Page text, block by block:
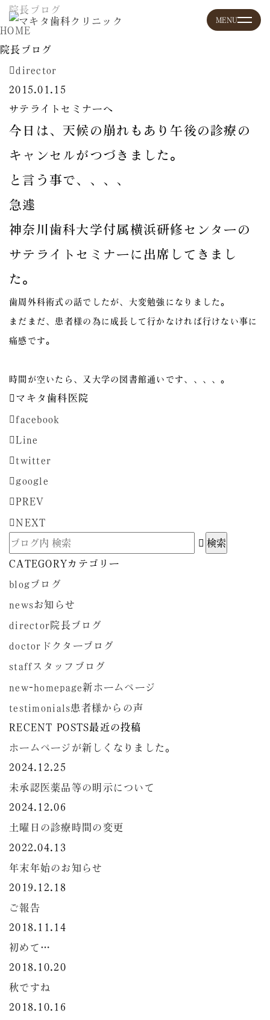
院長ブログ
HOME
院長ブログ
director
2015.01.15
サテライトセミナーへ
今日は、天候の崩れもあり午後の診療の
キャンセルがつづきました。
と言う事で、、、、
急遽
神奈川歯科大学付属横浜研修センターの
サテライトセミナーに出席してきまし
た。
歯周外科術式の話でしたが、大変勉強になりました。
まだまだ、患者様の為に成長して行かなければ行けない事に
痛感です。
時間が空いたら、又大学の図書館通いです、、、、。
マキタ歯科医院
facebook
Line
twitter
google
PREV
NEXT
CATEGORYカテゴリー
blogブログ
newsお知らせ
director 院長ブログ
doctor ドクターブログ
staff スタッフブログ
new-homepage新ホームページ
testimonials患者様からの声
RECENT POSTS最近の投稿
ホームページが新しくなりました。
2024.12.25
未承認医薬品等の明示について
2024.12.06
土曜日の診療時間の変更
2022.04.13
年末年始のお知らせ
2019.12.18
ご報告
2018.11.14
初めて…
2018.10.20
秋ですね
2018.10.16